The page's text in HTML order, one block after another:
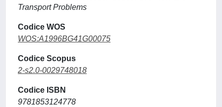
Transport Problems
Codice WOS
WOS:A1996BG41G00075
Codice Scopus
2-s2.0-0029748018
Codice ISBN
9781853124778